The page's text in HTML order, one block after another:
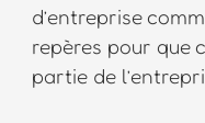
d’entreprise
repères pour que
partie de